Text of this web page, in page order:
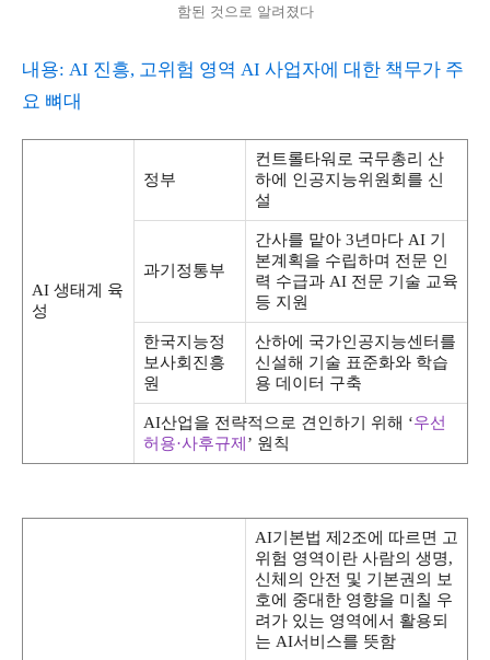
함된 것으로 알려졌다
내용: AI 진흥, 고위험 영역 AI 사업자에 대한 책무가 주
요 뼈대
AI 생태계 육
성
정부
컨트롤타워로 국무총리 산
하에 인공지능위원회를 신
설
과기정통부
간사를 맡아 3년마다 AI 기
본계획을 수립하며 전문 인
력 수급과 AI 전문 기술 교육
등 지원
한국지능정
보사회진흥
원
산하에 국가인공지능센터를
신설해 기술 표준화와 학습
용 데이터 구축
AI산업을 전략적으로 견인하기 위해 ‘우선
허용·사후규제 ’ 원칙
AI기본법 제2조에 따르면 고
위험 영역이란 사람의 생명,
신체의 안전 및 기본권의 보
호에 중대한 영향을 미칠 우
려가 있는 영역에서 활용되
는 AI서비스를 뜻함